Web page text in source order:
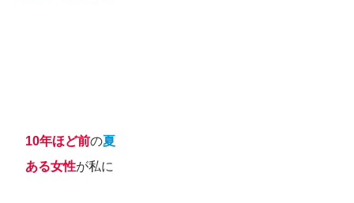
10年ほど前の夏
ある女性が私に